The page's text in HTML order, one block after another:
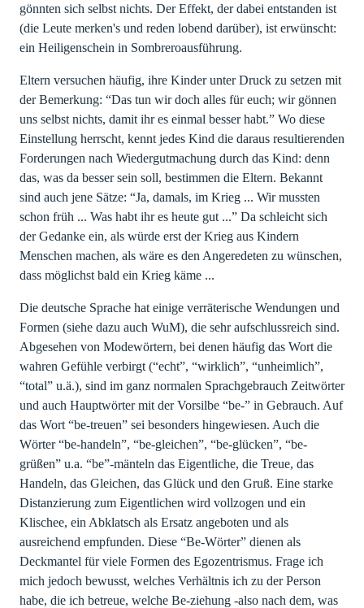
gönnten sich selbst nichts. Der Effekt, der dabei entstanden ist
(die Leute merken's und reden lobend darüber), ist erwünscht:
ein Heiligenschein in Sombreroausführung.
Eltern versuchen häufig, ihre Kinder unter Druck zu setzen mit
der Bemerkung: “Das tun wir doch alles für euch; wir gönnen
uns selbst nichts, damit ihr es einmal besser habt.” Wo diese
Einstellung herrscht, kennt jedes Kind die daraus resultierenden
Forderungen nach Wiedergutmachung durch das Kind: denn
das, was da besser sein soll, bestimmen die Eltern. Bekannt
sind auch jene Sätze: “Ja, damals, im Krieg ... Wir mussten
schon früh ... Was habt ihr es heute gut ...” Da schleicht sich
der Gedanke ein, als würde erst der Krieg aus Kindern
Menschen machen, als wäre es den Angeredeten zu wünschen,
dass möglichst bald ein Krieg käme ...
Die deutsche Sprache hat einige verräterische Wendungen und
Formen (siehe dazu auch WuM), die sehr aufschlussreich sind.
Abgesehen von Modewörtern, bei denen häufig das Wort die
wahren Gefühle verbirgt (“echt”, “wirklich”, “unheimlich”,
“total” u.ä.), sind im ganz normalen Sprachgebrauch Zeitwörter
und auch Hauptwörter mit der Vorsilbe “be-” in Gebrauch. Auf
das Wort “be-treuen” sei besonders hingewiesen. Auch die
Wörter “be-handeln”, “be-gleichen”, “be-glücken”, “be-
grüßen” u.a. “be”-mänteln das Eigentliche, die Treue, das
Handeln, das Gleichen, das Glück und den Gruß. Eine starke
Distanzierung zum Eigentlichen wird vollzogen und ein
Klischee, ein Abklatsch als Ersatz angeboten und als
ausreichend empfunden. Diese “Be-Wörter” dienen als
Deckmantel für viele Formen des Egozentrismus. Frage ich
mich jedoch bewusst, welches Verhältnis ich zu der Person
habe, die ich betreue, welche Be-ziehung -also nach dem, was